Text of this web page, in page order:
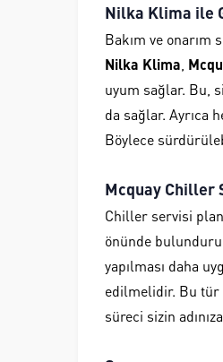
Nilka Klima ile
Bakım ve
Nilka Klima
uyum sağlar. Bu,
da sağlar. Ayrıca
Böylece
Mcquay Chiller
Chiller servisi
önünde
yapılması daha
edilmelidir. Bu tür
süreci sizin